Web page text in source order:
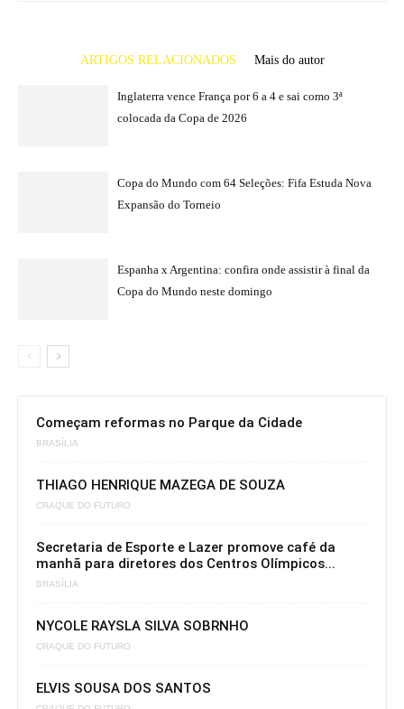
ARTIGOS RELACIONADOS Mais do autor
Inglaterra vence França por 6 a 4 e sai como 3ª
colocada da Copa de 2026
Copa do Mundo com 64 Seleções: Fifa Estuda Nova
Expansão do Torneio
Espanha x Argentina: confira onde assistir à final da
Copa do Mundo neste domingo
Começam reformas no Parque da Cidade
BRASÍLIA
THIAGO HENRIQUE MAZEGA DE SOUZA
CRAQUE DO FUTURO
Secretaria de Esporte e Lazer promove café da
manhã para diretores dos Centros Olímpicos...
BRASÍLIA
NYCOLE RAYSLA SILVA SOBRNHO
CRAQUE DO FUTURO
ELVIS SOUSA DOS SANTOS